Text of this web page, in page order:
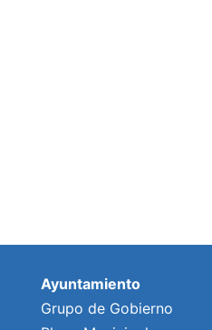
Ayuntamiento
Grupo de Gobierno